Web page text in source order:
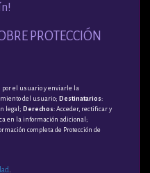
PROTECCIÓN
el usuario y enviarle la
del usuario; Destinatarios:
legal; Derechos: Acceder, rectificar y
en la información adicional;
completa de Protección de
.